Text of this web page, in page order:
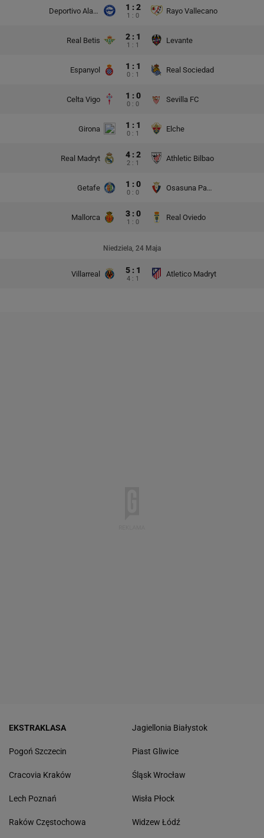
Deportivo Alaves 1 : 2
1 : 0
Rayo Vallecano
Real Betis 2 : 1
1 : 1
Levante
Espanyol 1 : 1
0 : 1
Real Sociedad
Celta Vigo 1 : 0
0 : 0
Sevilla FC
Girona 1 : 1
0 : 1
Elche
Real Madryt 4 : 2
2 : 1
Athletic Bilbao
Getafe 1 : 0
0 : 0
Osasuna Pampeluna
Mallorca 3 : 0
1 : 0
Real Oviedo
Niedziela, 24 Maja
Villarreal 5 : 1
4 : 1
Atletico Madryt
EKSTRAKLASA
Pogoń Szczecin
Cracovia Kraków
Lech Poznań
Raków Częstochowa
Jagiellonia Białystok
Piast Gliwice
Śląsk Wrocław
Wisła Płock
Widzew Łódź